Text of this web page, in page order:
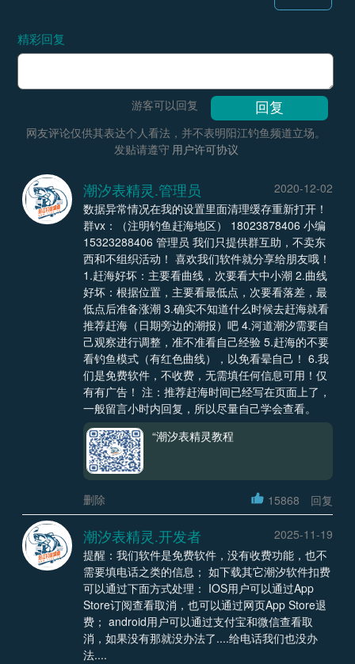
精彩回复
游客可以回复
网友评论仅供其表达个人看法，并不表明阳江钓鱼频道立场。
发贴请遵守 用户许可协议
潮汐表精灵.管理员
2020-12-02
数据异常情况在我的设置里面清理缓存重新打开！
群vx：（注明钓鱼赶海地区） 18023878406 小编
15323288406 管理员 我们只提供群互助，不卖东
西和不组织活动！ 喜欢我们软件就分享给朋友哦！
1.赶海好坏：主要看曲线，次要看大中小潮 2.曲线
好坏：根据位置，主要看最低点，次要看落差，最
低点后准备涨潮 3.确实不知道什么时候去赶海就看
推荐赶海（日期旁边的潮报）吧 4.河道潮汐需要自
己观察进行调整，准不准看自己经验 5.赶海的不要
看钓鱼模式（有红色曲线），以免看晕自己！ 6.我
们是免费软件，不收费，无需填任何信息可用！仅
有有广告！ 注：推荐赶海时间已经写在页面上了，
一般留言小时内回复，所以尽量自己学会查看。
“潮汐表精灵教程
删除 15868 回复
潮汐表精灵.开发者
2025-11-19
提醒：我们软件是免费软件，没有收费功能，也不
需要填电话之类的信息； 如下载其它潮汐软件扣费
可以通过下面方式处理： IOS用户可以通过App
Store订阅查看取消，也可以通过网页App Store退
费； android用户可以通过支付宝和微信查看取
消，如果没有那就没办法了....给电话我们也没办
法....